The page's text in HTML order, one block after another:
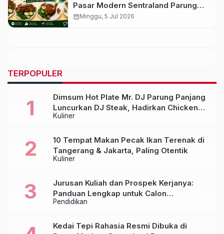
Pasar Modern Sentraland Parung
Panjang, Hadirkan Sambal Rempah
calendar_monthMinggu, 5 Jul 2026
TERPOPULER
Kuliner
Dimsum Hot Plate Mr. DJ Parung Panjang
Luncurkan DJ Steak, Hadirkan Chicken
Steak Orisinal di Atas Hot Plate
Kuliner
10 Tempat Makan Pecak Ikan Terenak di
Tangerang & Jakarta, Paling Otentik
Pendidikan
Jurusan Kuliah dan Prospek Kerjanya:
Panduan Lengkap untuk Calon
Mahasiswa
Kedai Tepi Rahasia Resmi Dibuka di